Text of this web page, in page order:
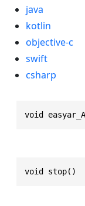
java
kotlin
objective-c
swift
csharp
void
void stop()